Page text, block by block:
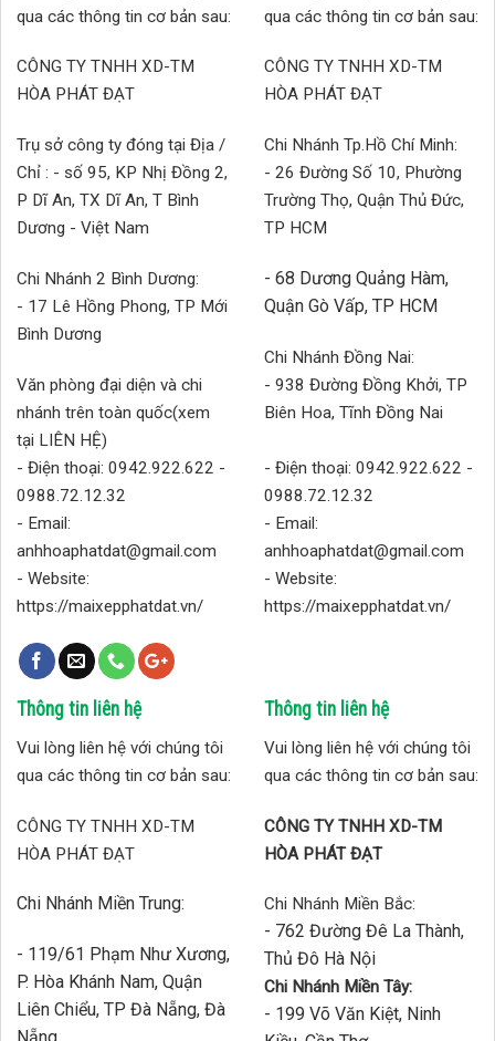
qua các thông tin cơ bản sau:
CÔNG TY TNHH XD-TM
HÒA PHÁT ĐẠT
Trụ sở công ty đóng tại Địa /
Chỉ : - số 95, KP Nhị Đồng 2,
P Dĩ An, TX Dĩ An, T Bình
Dương - Việt Nam
Chi Nhánh 2 Bình Dương:
- 17 Lê Hồng Phong, TP Mới
Bình Dương
Văn phòng đại diện và chi
nhánh trên toàn quốc(xem
tại LIÊN HỆ)
- Điện thoại: 0942.922.622 -
0988.72.12.32
- Email:
anhhoaphatdat@gmail.com
- Website:
https://maixepphatdat.vn/
qua các thông tin cơ bản sau:
CÔNG TY TNHH XD-TM
HÒA PHÁT ĐẠT
Chi Nhánh Tp.Hồ Chí Minh:
- 26 Đường Số 10, Phường
Trường Thọ, Quận Thủ Đức,
TP HCM
- 68 Dương Quảng Hàm,
Quận Gò Vấp, TP HCM
Chi Nhánh Đồng Nai:
- 938 Đường Đồng Khởi, TP
Biên Hoa, Tĩnh Đồng Nai
- Điện thoại: 0942.922.622 -
0988.72.12.32
- Email:
anhhoaphatdat@gmail.com
- Website:
https://maixepphatdat.vn/
Thông tin liên hệ
Vui lòng liên hệ với chúng tôi
qua các thông tin cơ bản sau:
CÔNG TY TNHH XD-TM
HÒA PHÁT ĐẠT
Chi Nhánh Miền Trung:
- 119/61 Phạm Như Xương,
P. Hòa Khánh Nam, Quận
Liên Chiểu, TP Đà Nẵng, Đà
Thông tin liên hệ
Vui lòng liên hệ với chúng tôi
qua các thông tin cơ bản sau:
CÔNG TY TNHH XD-TM
HÒA PHÁT ĐẠT
Chi Nhánh Miền Bắc:
- 762 Đường Đê La Thành,
Thủ Đô Hà Nội
Chi Nhánh Miền Tây:
- 199 Võ Văn Kiệt, Ninh